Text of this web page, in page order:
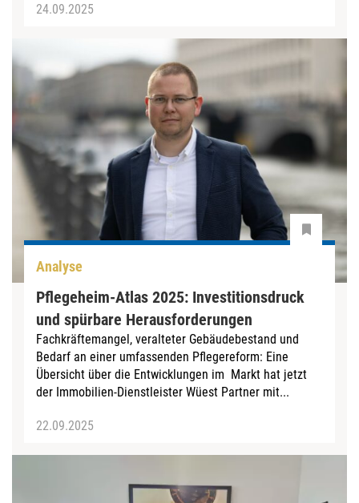
24.09.2025
Analyse
Pflegeheim-Atlas 2025: Investitionsdruck
und spürbare Herausforderungen
Fachkräftemangel, veralteter Gebäudebestand und
Bedarf an einer umfassenden Pflegereform: Eine
Übersicht über die Entwicklungen im Markt hat jetzt
der Immobilien-Dienstleister Wüest Partner mit...
22.09.2025